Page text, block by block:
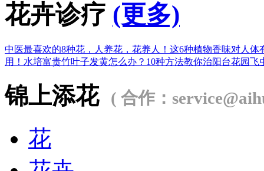
花卉诊疗 (更多)
中医最喜欢的8种花，人养花，花养人！ 这6种植物香味对人体
用！ 水培富贵竹叶子发黄怎么办？ 10种方法教你治阳台花园飞
锦上添花 ( 合作：
花